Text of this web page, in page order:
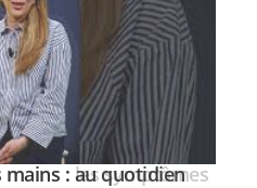
mains : au quotidien
mains : les symptômes